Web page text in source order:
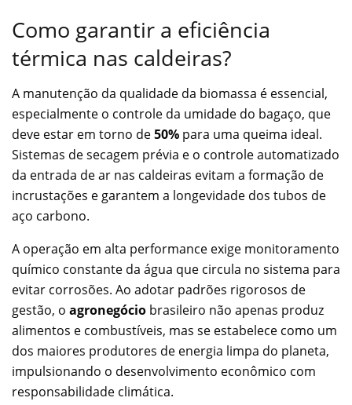
Como garantir a eficiência
térmica nas caldeiras?
A manutenção da qualidade da biomassa é essencial,
especialmente o controle da umidade do bagaço, que
deve estar em torno de50% para uma queima ideal.
Sistemas de secagem prévia e o controle automatizado
da entrada de ar nas caldeiras evitam a formação de
incrustações e garantem a longevidade dos tubos de
aço carbono.
A operação em alta performance exige monitoramento
químico constante da água que circula no sistema para
evitar corrosões. Ao adotar padrões rigorosos de
gestão, o agronegócio brasileiro não apenas produz
alimentos e combustíveis, mas se estabelece como um
dos maiores produtores de energia limpa do planeta,
impulsionando o desenvolvimento econômico com
responsabilidade climática.